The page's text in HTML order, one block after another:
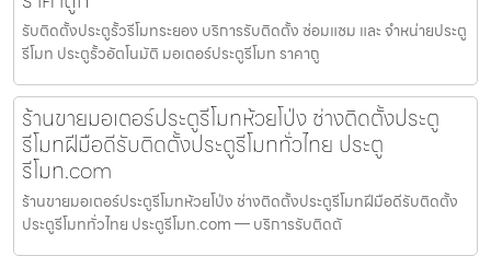
รับติดตั้งประตูรั้วรีโมทระยอง บริการรับติดตั้ง ซ่อมแซม และ จำหน่ายประตู
รีโมท ประตูรั้วอัตโนมัติ มอเตอร์ประตูรีโมท ราคาถู
ร้านขายมอเตอร์ประตูรีโมทห้วยโป่ง ช่างติดตั้งประตู
รีโมทฝีมือดีรับติดตั้งประตูรีโมททั่วไทย ประตู
รีโมท.com
ร้านขายมอเตอร์ประตูรีโมทห้วยโป่ง ช่างติดตั้งประตูรีโมทฝีมือดีรับติดตั้ง
ประตูรีโมททั่วไทย ประตูรีโมท.com — บริการรับติดตั